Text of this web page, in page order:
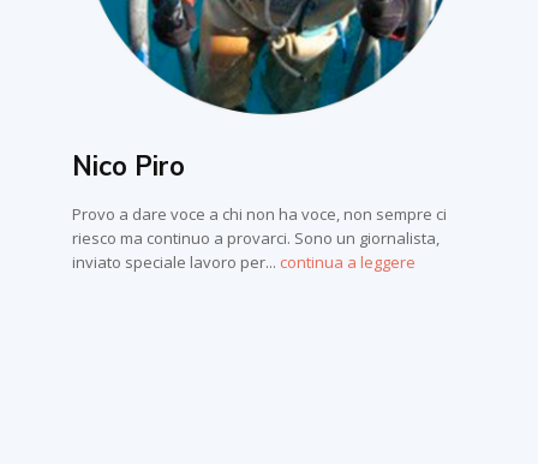
Nico Piro
Provo a dare voce a chi non ha voce, non sempre ci
riesco ma continuo a provarci. Sono un giornalista,
inviato speciale lavoro per... continua a leggere